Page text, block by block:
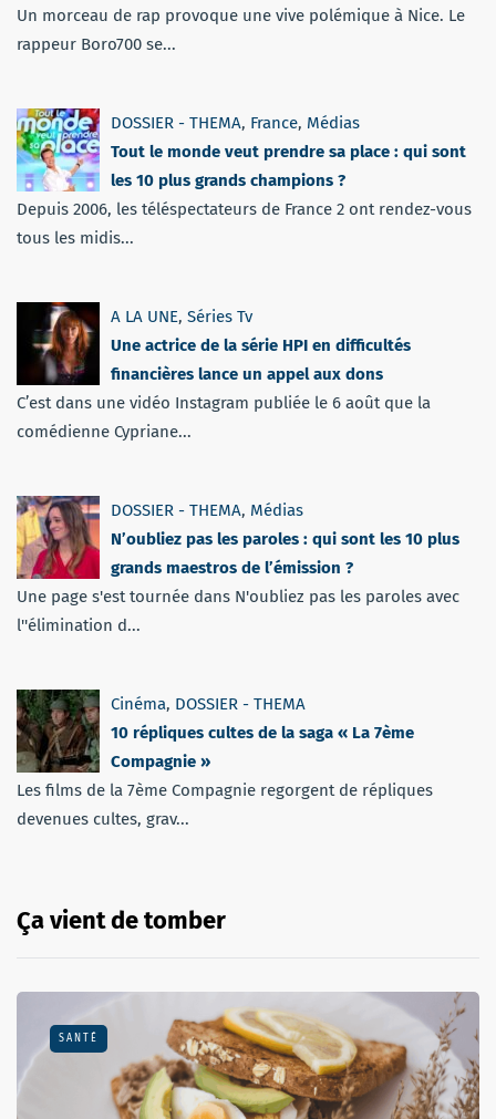
Un morceau de rap provoque une vive polémique à Nice. Le
rappeur Boro700 se...
DOSSIER - THEMA, France, Médias
Tout le monde veut prendre sa place : qui sont
les 10 plus grands champions ?
Depuis 2006, les téléspectateurs de France 2 ont rendez-vous
tous les midis...
A LA UNE, Séries Tv
Une actrice de la série HPI en difficultés
financières lance un appel aux dons
C’est dans une vidéo Instagram publiée le 6 août que la
comédienne Cypriane...
DOSSIER - THEMA, Médias
N’oubliez pas les paroles : qui sont les 10 plus
grands maestros de l’émission ?
Une page s'est tournée dans N'oubliez pas les paroles avec
l''élimination d...
Cinéma, DOSSIER - THEMA
10 répliques cultes de la saga « La 7ème
Compagnie »
Les films de la 7ème Compagnie regorgent de répliques
devenues cultes, grav...
Ça vient de tomber
SANTÉ